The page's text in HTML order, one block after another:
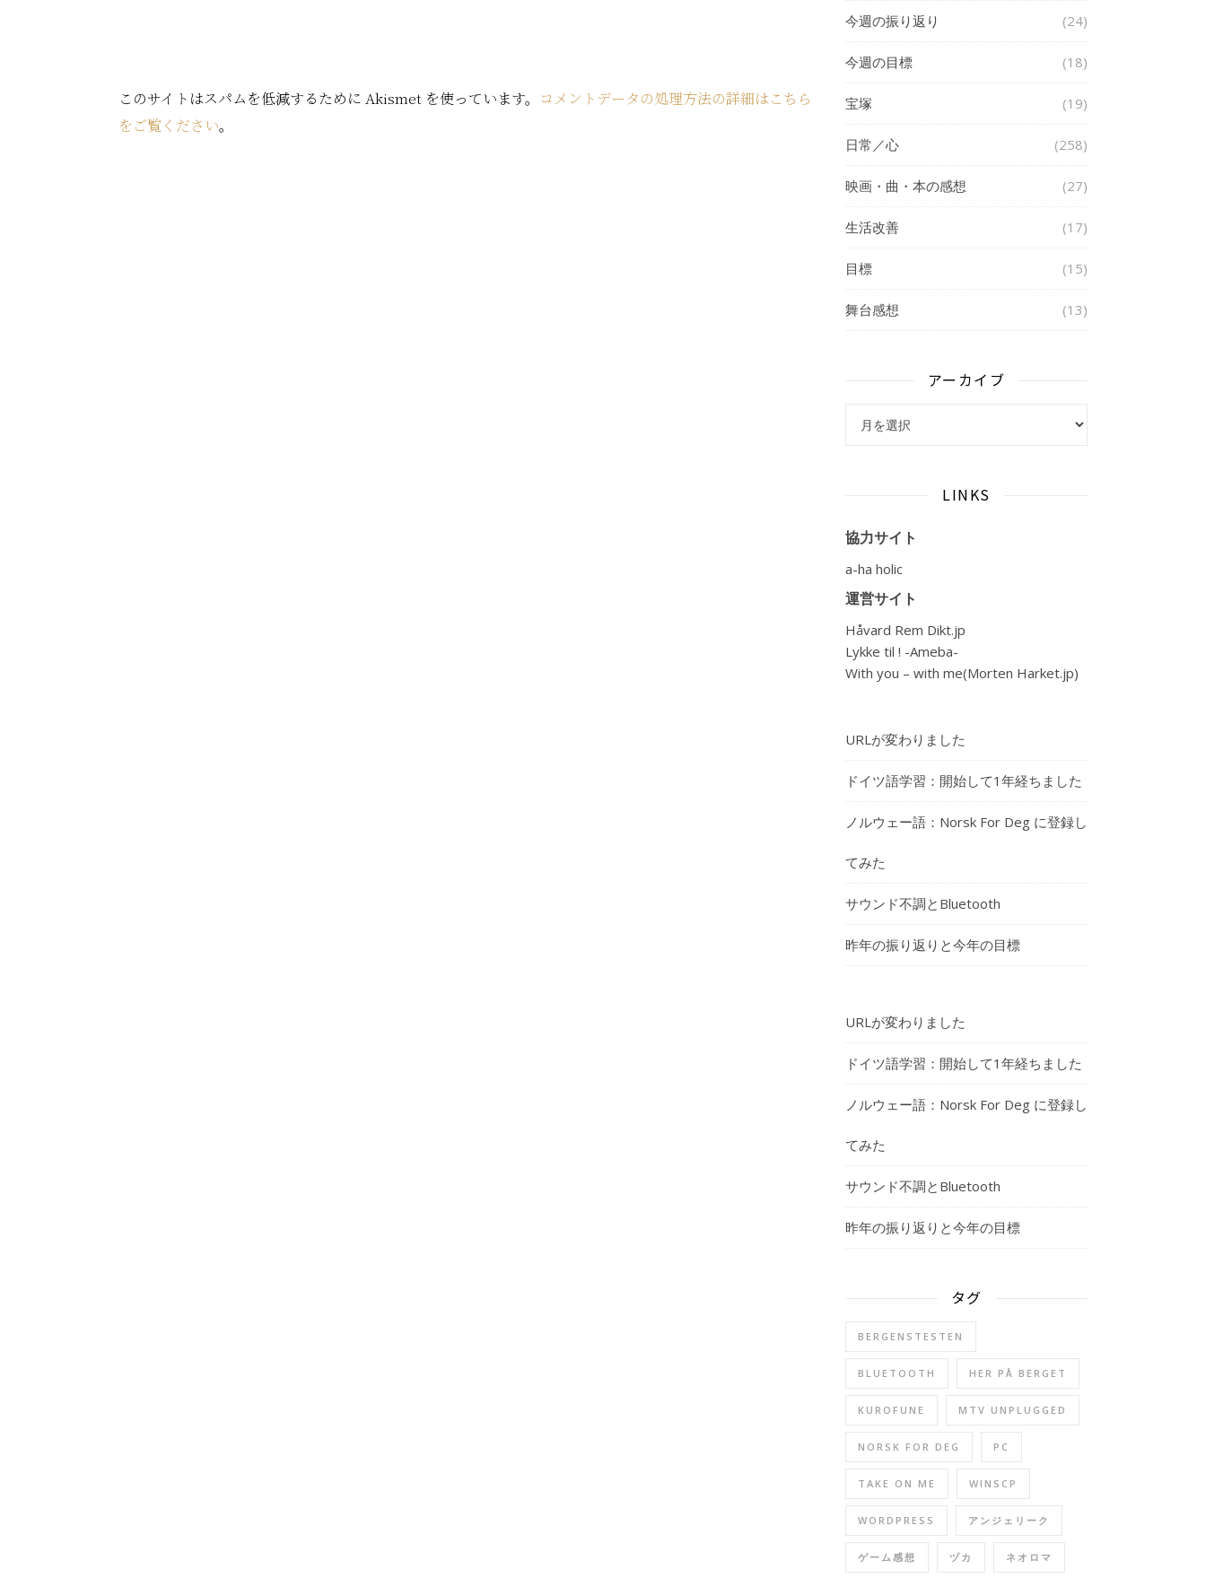
このサイトはスパムを低減するために Akismet を使っています。
コメントデータの処理方法の詳細はこちら
をご覧ください。
今週の振り返り (24)
今週の目標 (18)
宝塚 (19)
日常／心 (258)
映画・曲・本の感想 (27)
生活改善 (17)
目標 (15)
舞台感想 (13)
アーカイブ
LINKS
協力サイト
a-ha holic
運営サイト
Håvard Rem Dikt.jp
Lykke til ! -Ameba-
With you – with me(Morten Harket.jp)
URLが変わりました
ドイツ語学習：開始して1年経ちました
ノルウェー語：Norsk For Deg に登録し
てみた
サウンド不調とBluetooth
昨年の振り返りと今年の目標
URLが変わりました
ドイツ語学習：開始して1年経ちました
ノルウェー語：Norsk For Deg に登録し
てみた
サウンド不調とBluetooth
昨年の振り返りと今年の目標
タグ
BERGENSTESTEN
BLUETOOTH HER PÅ BERGET
KUROFUNE MTV UNPLUGGED
NORSK FOR DEG PC
TAKE ON ME WINSCP
WORDPRESS アンジェリーク
ゲーム感想 ヅカ ネオロマ